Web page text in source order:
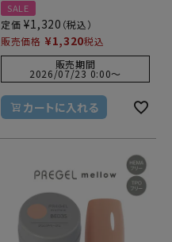
SALE
定価 ¥1,320
販売価格 ¥1,320税込
販売期間
2026/07/23 0:00〜
カートに入れる